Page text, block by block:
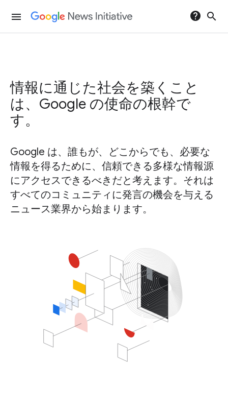
menu help search
情報に通じた社会を築くこと
は、Google の使命の根幹で
す。
Google は、誰もが、どこからでも、必要な
情報を得るために、信頼できる多様な情報源
にアクセスできるべきだと考えます。それは
すべてのコミュニティに発言の機会を与える
ニュース業界から始まります。